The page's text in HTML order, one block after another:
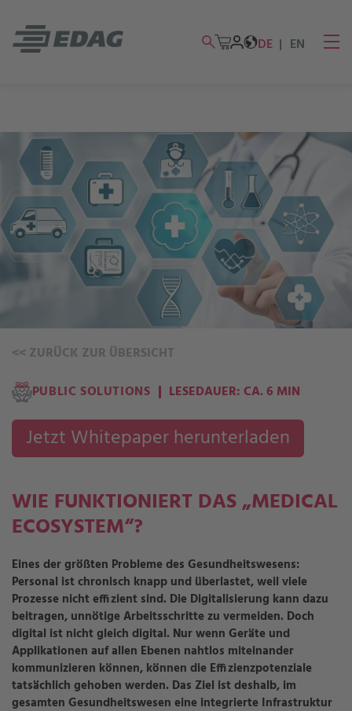
DE EN
<< ZURÜCK ZUR ÜBERSICHT
WIE FUNKTIONIERT DAS „MEDICAL
ECOSYSTEM“?
Eines der größten Probleme des Gesundheitswesens:
Personal ist chronisch knapp und überlastet, weil viele
Prozesse nicht effizient sind. Die Digitalisierung kann dazu
beitragen, unnötige Arbeitsschritte zu vermeiden. Doch
digital ist nicht gleich digital. Nur wenn Geräte und
Applikationen auf allen Ebenen nahtlos miteinander
kommunizieren können, können die Effizienzpotenziale
tatsächlich gehoben werden. Das Ziel ist deshalb, im
gesamten Gesundheitswesen eine integrierte Infrastruktur
PUBLIC SOLUTIONS LESEDAUER: CA. 6 MIN
Jetzt Whitepaper herunterladen